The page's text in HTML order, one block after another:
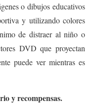
o dibujos educativos
y utilizando colores
de distraer al niño o
DVD que proyectan
puede ver mientras es
y recompensas.